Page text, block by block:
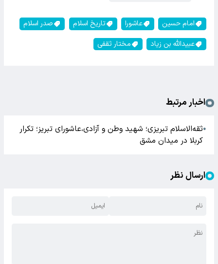
امام حسین عاشورا تاریخ اسلام
صدر اسلام
عبیدالله بن زیاد
مختار ثقفی
اخبار مرتبط
●ثقه‌الاسلام تبریزی؛ شهید وطن و آزادی،عاشورای تبریز؛ تکرار
کربلا در میدان مشق
ارسال نظر